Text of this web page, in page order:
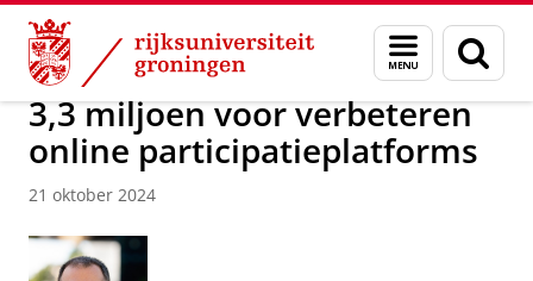
Skip
Content
Skip
Navigation
Menu
en
zoeken
Over ons Faculty of Science and Engineering Nieuws
3,3 miljoen voor verbeteren
online participatieplatforms
21 oktober 2024